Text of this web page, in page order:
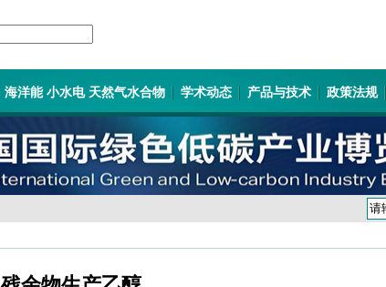
海洋能 小水电 天然气水合物 学术动态 产品与技术 政策法规